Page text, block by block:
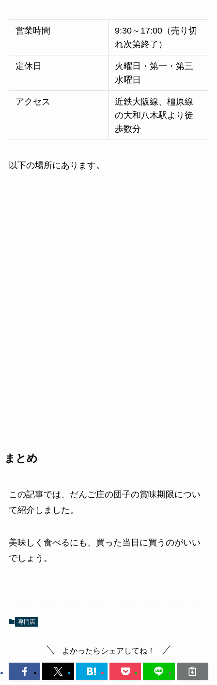
営業時間
9:30～17:00（売り切
れ次第終了）
定休日
火曜日・第一・第三
水曜日
アクセス
近鉄大阪線、橿原線
の大和八木駅より徒
歩数分
以下の場所にあります。
まとめ
この記事では、だんご庄の団子の賞味期限につい
て紹介しました。
美味しく食べるにも、買った当日に買うのがいい
でしょう。
専門店
よかったらシェアしてね！